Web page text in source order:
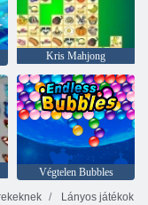
Kris Mahjong
Végtelen Bubbles
Lányos játékok